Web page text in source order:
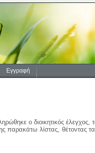
Εγγραφή
ο διοικητικός
λίστας, θέτοντας